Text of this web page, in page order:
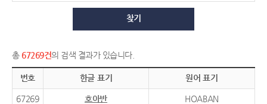
찾기
총 67269건의 검색 결과가 있습니다.
번호 한글 표기 원어 표기
67269 호아반 HOABAN